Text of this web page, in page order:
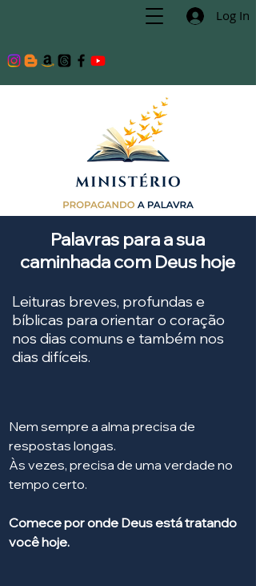
Log In
Palavras para a sua
caminhada com Deus hoje
Leituras breves, profundas e
bíblicas para orientar o coração
nos dias comuns e também nos
dias difíceis.
Nem sempre a alma precisa de
respostas longas.
Às vezes, precisa de uma verdade no
tempo certo.
Comece por onde Deus está tratando
você hoje.